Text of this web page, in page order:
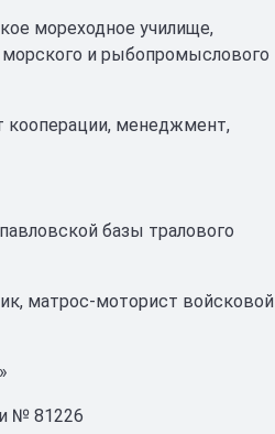
мореходное училище,
морского и рыбопромыслового
кооперации, менеджмент,
базы тралового
матрос-моторист войсковой
№ 81226